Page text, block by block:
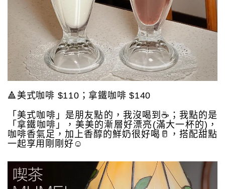
🔺美式咖啡 $110；拿鐵咖啡 $140
「美式咖啡」是朋友點的，我沒喝到☕️；我點的是
「拿鐵咖啡」，美美的漸層好漂亮(滿大一杯的)，
咖啡香氣足，加上香醇的鮮奶很好喝🥛，搭配甜點
一起享用剛剛好☺️